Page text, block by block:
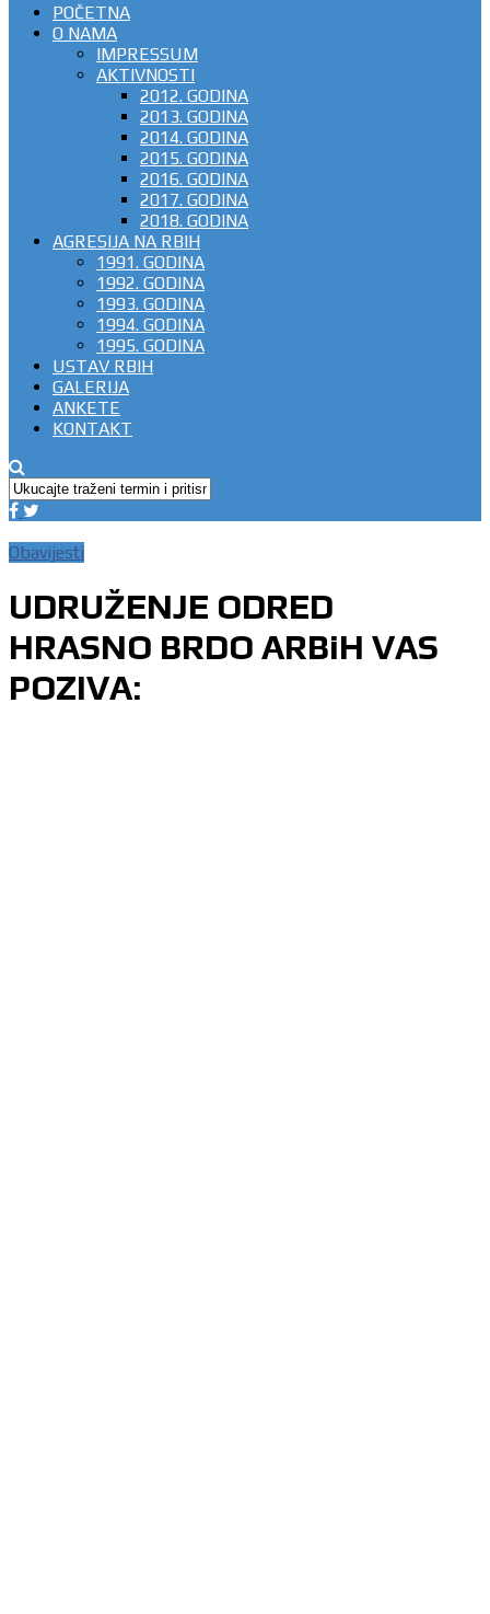
POČETNA
O NAMA
IMPRESSUM
AKTIVNOSTI
2012. GODINA
2013. GODINA
2014. GODINA
2015. GODINA
2016. GODINA
2017. GODINA
2018. GODINA
AGRESIJA NA RBIH
1991. GODINA
1992. GODINA
1993. GODINA
1994. GODINA
1995. GODINA
USTAV RBIH
GALERIJA
ANKETE
KONTAKT
Obavijesti
UDRUŽENJE ODRED
HRASNO BRDO ARBiH VAS
POZIVA: